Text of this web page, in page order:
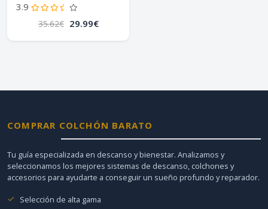
3.9
35.62€ 29.99€
COMPRAR COLCHÓN BARATO
Tu guía especializada en descanso y bienestar. Analizamos y
seleccionamos los mejores sistemas de descanso, colchones y
accesorios para ayudarte a conseguir un sueño profundo y reparador.
Selección de alta gama